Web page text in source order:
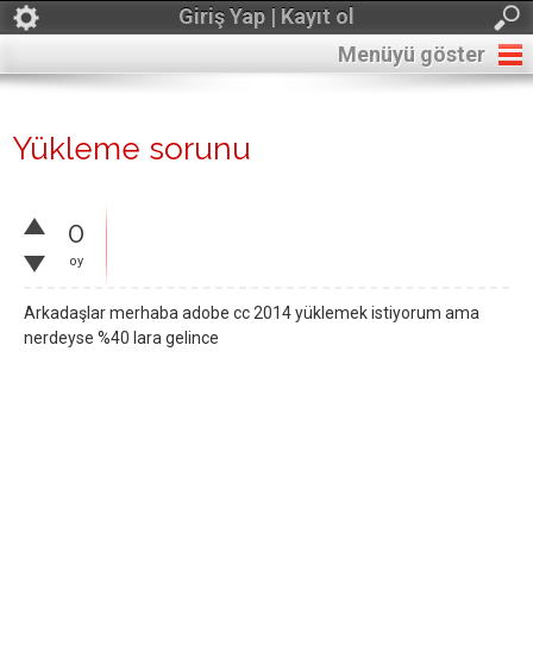
Giriş Yap | Kayıt ol
Menüyü göster
Yükleme sorunu
0
oy
Arkadaşlar merhaba adobe cc 2014 yüklemek istiyorum ama
nerdeyse %40 lara gelince